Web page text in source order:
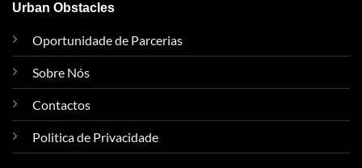
Urban Obstacles
Oportunidade de Parcerias
Sobre Nós
Contactos
Politica de Privacidade